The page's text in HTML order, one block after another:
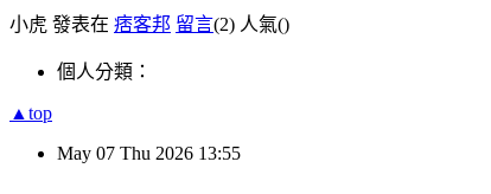
小虎 發表在 痞客邦 留言(2) 人氣()
個人分類：
▲top
May 07 Thu 2026 13:55